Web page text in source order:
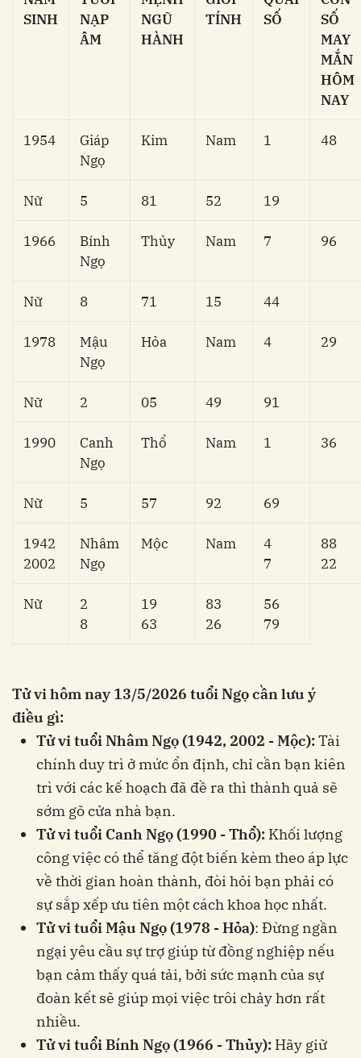
SINH
NẠP
ÂM
NGŨ
HÀNH
TÍNH
SỐ
SỐ
MAY
MẮN
HÔM
NAY
1954
Giáp
Ngọ
Kim Nam 1 48
Nữ 5 81 52 19
1966
Bính
Ngọ
Thủy Nam 7 96
Nữ 8 71 15 44
1978
Mậu
Ngọ
Hỏa Nam 4 29
Nữ 2 05 49 91
1990
Canh
Ngọ
Thổ Nam 1 36
Nữ 5 57 92 69
1942
2002
Nhâm
Ngọ
Mộc Nam
4
7
88
22
Nữ
2
8
19
63
83
26
56
79
Tử vi hôm nay 13/5/2026 tuổi Ngọ cần lưu ý
điều gì:
Tử vi tuổi Nhâm Ngọ (1942, 2002 - Mộc):Tài
chính duy trì ở mức ổn định, chỉ cần bạn kiên
trì với các kế hoạch đã đề ra thì thành quả sẽ
sớm gõ cửa nhà bạn.
Tử vi tuổi Canh Ngọ (1990 - Thổ): Khối lượng
công việc có thể tăng đột biến kèm theo áp lực
về thời gian hoàn thành, đòi hỏi bạn phải có
sự sắp xếp ưu tiên một cách khoa học nhất.
Tử vi tuổi Mậu Ngọ (1978 - Hỏa): Đừng ngần
ngại yêu cầu sự trợ giúp từ đồng nghiệp nếu
bạn cảm thấy quá tải, bởi sức mạnh của sự
đoàn kết sẽ giúp mọi việc trôi chảy hơn rất
nhiều.
Tử vi tuổi Bính Ngọ (1966 - Thủy): Hãy giữ